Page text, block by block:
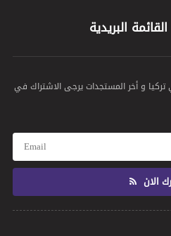
البريدية
تركيا و أخر المستجدات يرجى الاشتراك في
الان